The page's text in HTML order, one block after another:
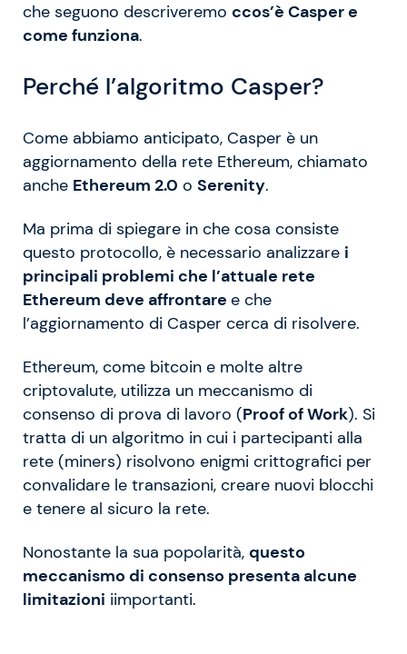
che seguono descriveremo ccos’è Casper e
come funziona.
Perché l’algoritmo Casper?
Come abbiamo anticipato, Casper è un
aggiornamento della rete Ethereum, chiamato
anche Ethereum 2.0 o Serenity.
Ma prima di spiegare in che cosa consiste
questo protocollo, è necessario analizzare i
principali problemi che l’attuale rete
Ethereum deve affrontare e che
l’aggiornamento di Casper cerca di risolvere.
Ethereum, come bitcoin e molte altre
criptovalute, utilizza un meccanismo di
consenso di prova di lavoro (Proof of Work). Si
tratta di un algoritmo in cui i partecipanti alla
rete (miners) risolvono enigmi crittografici per
convalidare le transazioni, creare nuovi blocchi
e tenere al sicuro la rete.
Nonostante la sua popolarità, questo
meccanismo di consenso presenta alcune
limitazioni iimportanti.